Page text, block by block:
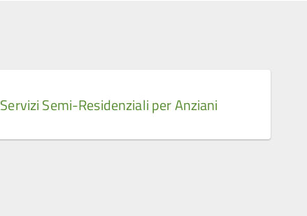
Servizi Semi-Residenziali per Anziani